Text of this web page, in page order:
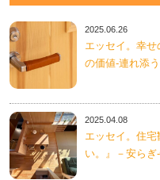
2025.06.26
エッセイ。幸
の価値-連れ添
2025.04.08
エッセイ。住
い。』－安らぎ